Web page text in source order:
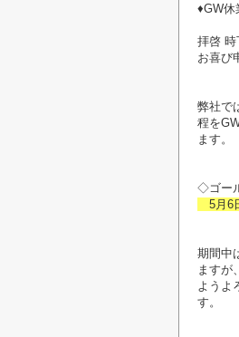
♦︎GW休
拝啓 時
お喜び
弊社で
程を
ます。
◇ゴー
5月6
期間中
ますが
ようよ
す。